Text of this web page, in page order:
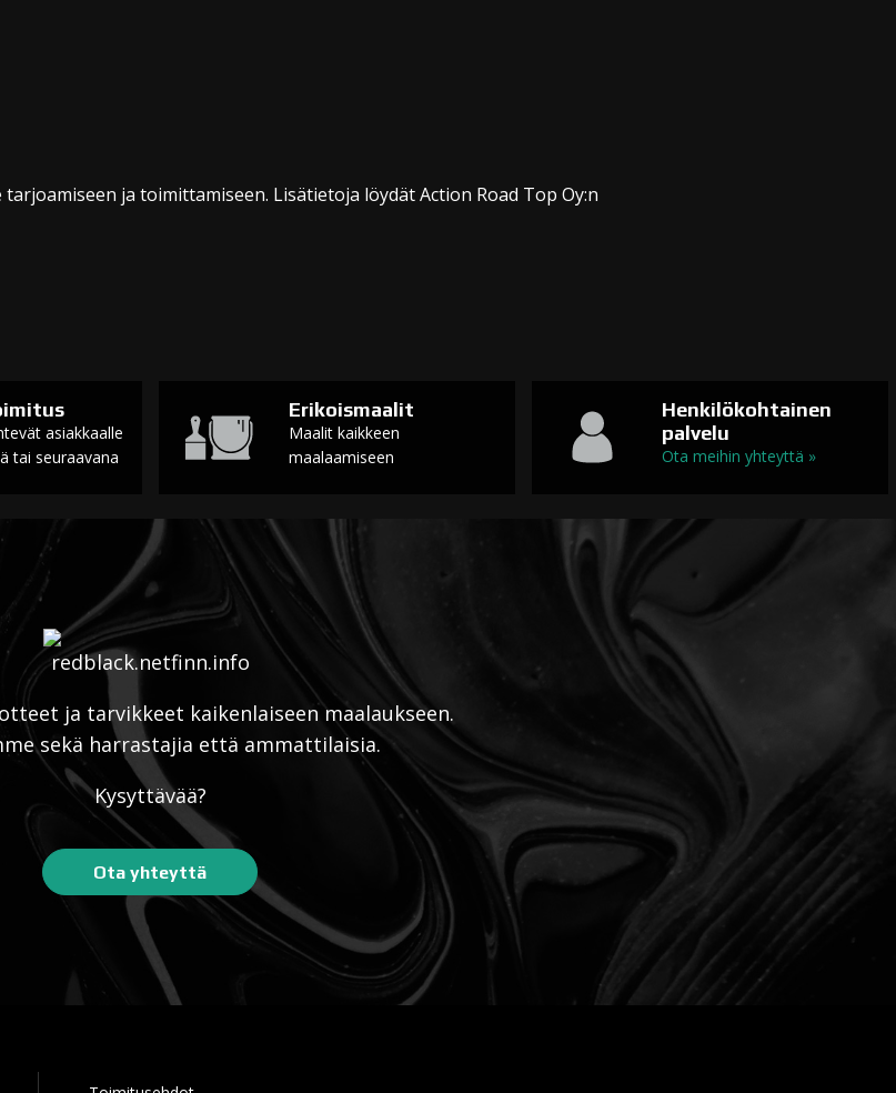
ja toimittamiseen. Lisätietoja löydät Action Road Top Oy:n
asiakkaalle
tai seuraavana
Erikoismaalit
Maalit kaikkeen
maalaamiseen
Henkilökohtainen
palvelu
Ota meihin yhteyttä »
ja tarvikkeet kaikenlaiseen maalaukseen.
sekä harrastajia että ammattilaisia.
Kysyttävää?
Ota yhteyttä